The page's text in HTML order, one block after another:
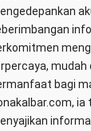
mudah
bagi